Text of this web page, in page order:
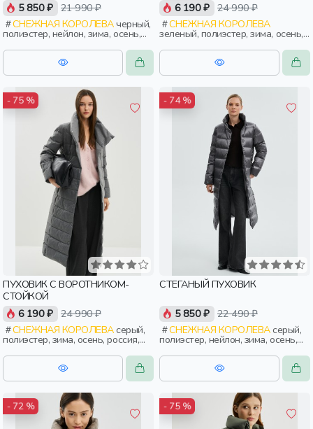
5 850 ₽ 21 990 ₽
СНЕЖНАЯ КОРОЛЕВАчерный,
полиэстер, нейлон, зима, осень,
россия, прямые, капюшон,
застежка, утепленные, стеганые,
кнопки, прорези, карман,
воротник, женщины, взрослые
6 190 ₽ 24 990 ₽
СНЕЖНАЯ КОРОЛЕВА
зеленый, полиэстер, зима, осень,
россия, капюшон, застежка,
утепленные, стеганые, прорези,
карман, объемные, женщины,
взрослые
- 75 %
ПУХОВИК С ВОРОТНИКОМ-
СТОЙКОЙ
6 190 ₽ 24 990 ₽
СНЕЖНАЯ КОРОЛЕВАсерый,
полиэстер, зима, осень, россия,
прямые, застежка, кнопки,
прорези, карман, воротник,
воротник-стойка, женщины,
взрослые
- 74 %
СТЕГАНЫЙ ПУХОВИК
5 850 ₽ 22 490 ₽
СНЕЖНАЯ КОРОЛЕВАсерый,
полиэстер, нейлон, зима, осень,
россия, женщины, взрослые
- 72 % - 75 %